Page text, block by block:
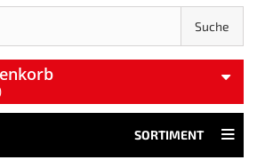
Suche
SORTIMENT